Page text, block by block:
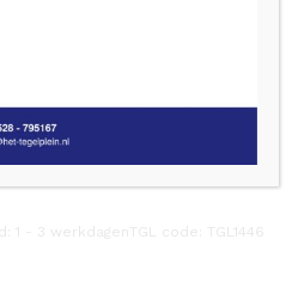
EVO Zwart mat –